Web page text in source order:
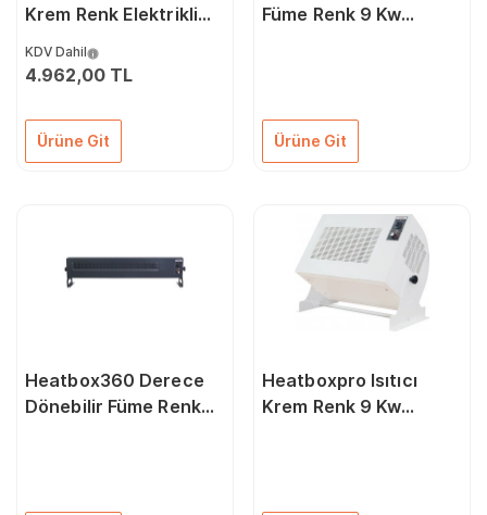
Krem Renk Elektrikli
KDV Dahil
4.962,00 TL
Ürüne Git
Füme Renk 9 Kw
Ürüne Git
Heatbox360 Derece
Dönebilir Füme Renk
Heatboxpro Isıtıcı
Krem Renk 9 Kw